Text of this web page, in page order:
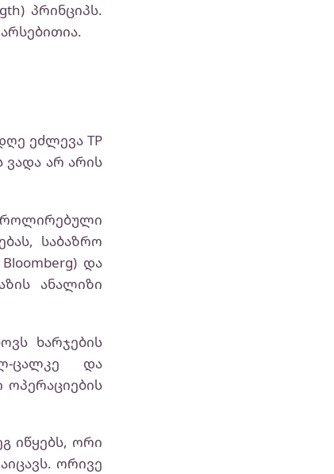
პრინციპს.
ეძლევა TP
ვადა არ არის
საბაზრო
და
ანალიზი
ხარჯების
ცალკე და
ოპერაციების
იწყებს, ორი
ორივე